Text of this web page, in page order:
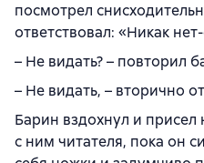
посмотрел
ответствовал: «Никак
– Не видать? – повторил
– Не видать, – вторично
Барин вздохнул и
с ним читателя, пока он